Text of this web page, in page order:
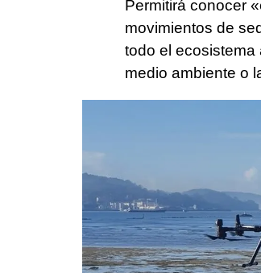
Permitirá conocer
movimientos de
todo el ecosistema
medio ambiente o